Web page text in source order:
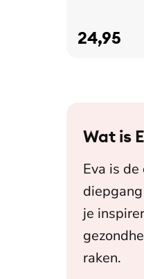
24,95
Wat is
Eva is
je
raken.